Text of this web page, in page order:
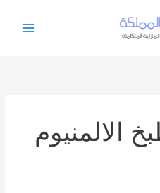
الالمنيوم